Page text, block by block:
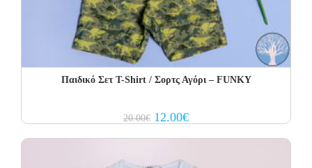
Παιδικό Σετ Τ-Shirt / Σορτς Αγόρι – FUNKY
20.00€ Original
price
12.00€Current
price